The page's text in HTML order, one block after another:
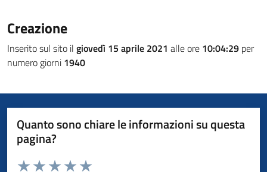
Creazione
Inserito sul sito il giovedì 15 aprile 2021 alle ore 10:04:29 per
numero giorni 1940
Quanto sono chiare le informazioni su questa
pagina?
Valuta da 1 a 5 stelle la pagina